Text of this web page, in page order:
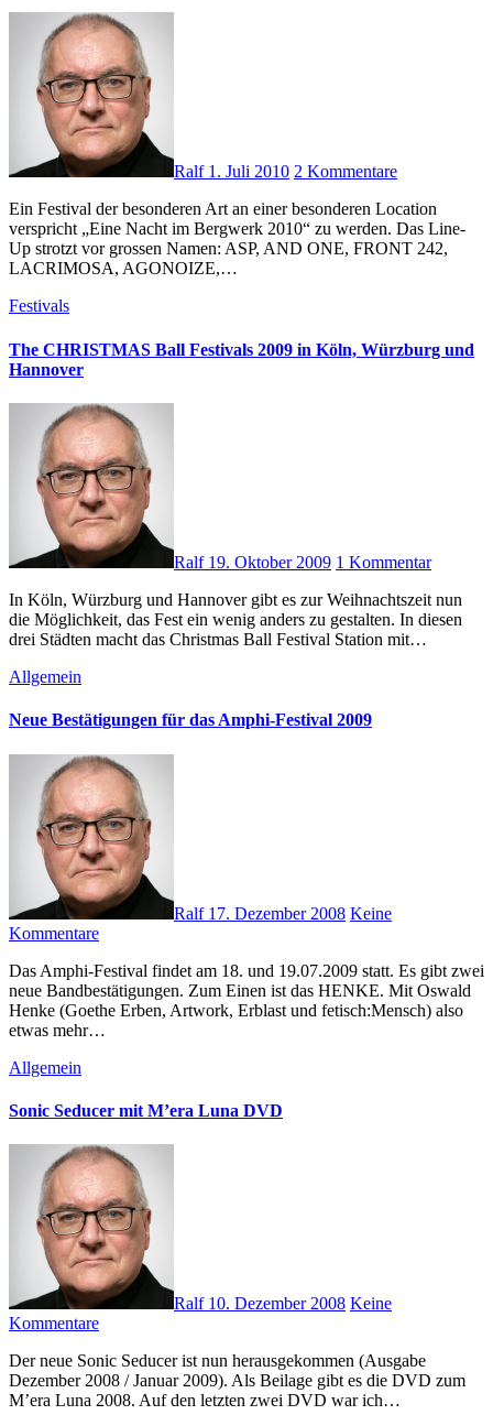
Ralf 1. Juli 2010 2 Kommentare
Ein Festival der besonderen Art an einer besonderen Location
verspricht „Eine Nacht im Bergwerk 2010“ zu werden. Das Line-
Up strotzt vor grossen Namen: ASP, AND ONE, FRONT 242,
LACRIMOSA, AGONOIZE,…
Festivals
The CHRISTMAS Ball Festivals 2009 in Köln, Würzburg und
Hannover
Ralf 19. Oktober 2009 1 Kommentar
In Köln, Würzburg und Hannover gibt es zur Weihnachtszeit nun
die Möglichkeit, das Fest ein wenig anders zu gestalten. In diesen
drei Städten macht das Christmas Ball Festival Station mit…
Allgemein
Neue Bestätigungen für das Amphi-Festival 2009
Ralf 17. Dezember 2008 Keine
Kommentare
Das Amphi-Festival findet am 18. und 19.07.2009 statt. Es gibt zwei
neue Bandbestätigungen. Zum Einen ist das HENKE. Mit Oswald
Henke (Goethe Erben, Artwork, Erblast und fetisch:Mensch) also
etwas mehr…
Allgemein
Sonic Seducer mit M’era Luna DVD
Ralf 10. Dezember 2008 Keine
Kommentare
Der neue Sonic Seducer ist nun herausgekommen (Ausgabe
Dezember 2008 / Januar 2009). Als Beilage gibt es die DVD zum
M’era Luna 2008. Auf den letzten zwei DVD war ich…